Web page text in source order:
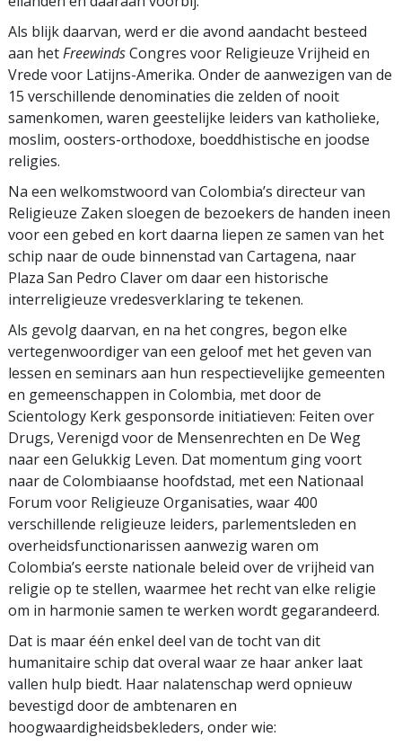
Als blijk daarvan, werd er die avond aandacht besteed
aan hetFreewindsCongres voor Religieuze Vrijheid en
Vrede voor Latijns-Amerika. Onder de aanwezigen van de
15 verschillende denominaties die zelden of nooit
samenkomen, waren geestelijke leiders van katholieke,
moslim, oosters-orthodoxe, boeddhistische en joodse
religies.
Na een welkomstwoord van Colombia’s directeur van
Religieuze Zaken sloegen de bezoekers de handen ineen
voor een gebed en kort daarna liepen ze samen van het
schip naar de oude binnenstad van Cartagena, naar
Plaza San Pedro Claver om daar een historische
interreligieuze vredesverklaring te tekenen.
Als gevolg daarvan, en na het congres, begon elke
vertegenwoordiger van een geloof met het geven van
lessen en seminars aan hun respectievelijke gemeenten
en gemeenschappen in Colombia, met door de
Scientology Kerk gesponsorde initiatieven: Feiten over
Drugs, Verenigd voor de Mensenrechten en De Weg
naar een Gelukkig Leven. Dat momentum ging voort
naar de Colombiaanse hoofdstad, met een Nationaal
Forum voor Religieuze Organisaties, waar 400
verschillende religieuze leiders, parlementsleden en
overheidsfunctionarissen aanwezig waren om
Colombia’s eerste nationale beleid over de vrijheid van
religie op te stellen, waarmee het recht van elke religie
om in harmonie samen te werken wordt gegarandeerd.
Dat is maar één enkel deel van de tocht van dit
humanitaire schip dat overal waar ze haar anker laat
vallen hulp biedt. Haar nalatenschap werd opnieuw
bevestigd door de ambtenaren en
hoogwaardigheidsbekleders, onder wie: